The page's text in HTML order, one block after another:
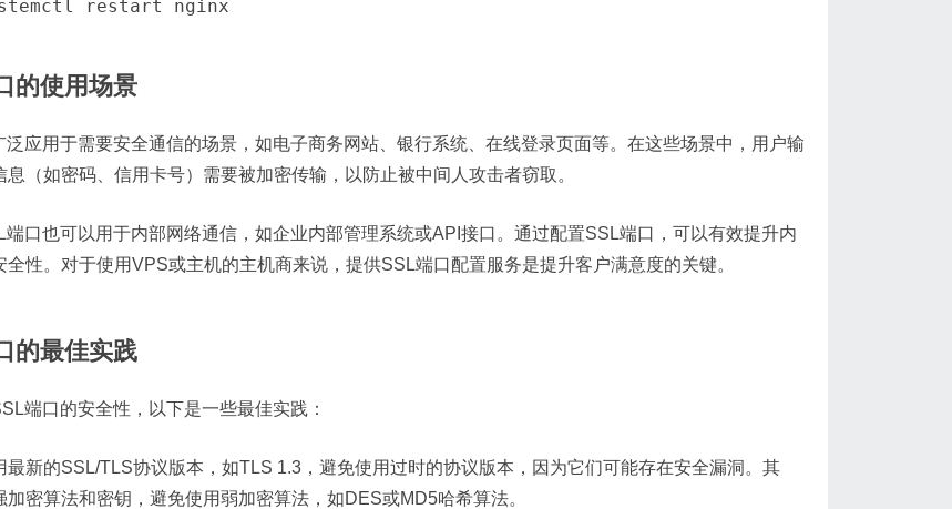
的使用场景
泛应用于需要安全通信的场景，如电子商务网站、银行系统、在线登录页面等。在这些场景中，用户输
息（如密码、信用卡号）需要被加密传输，以防止被中间人攻击者窃取。
端口也可以用于内部网络通信，如企业内部管理系统或API接口。通过配置SSL端口，可以有效提升内
全性。对于使用VPS或主机的主机商来说，提供SSL端口配置服务是提升客户满意度的关键。
的最佳实践
端口的安全性，以下是一些最佳实践：
最新的SSL/TLS协议版本，如TLS 1.3，避免使用过时的协议版本，因为它们可能存在安全漏洞。其
加密算法和密钥，避免使用弱加密算法，如DES或MD5哈希算法。